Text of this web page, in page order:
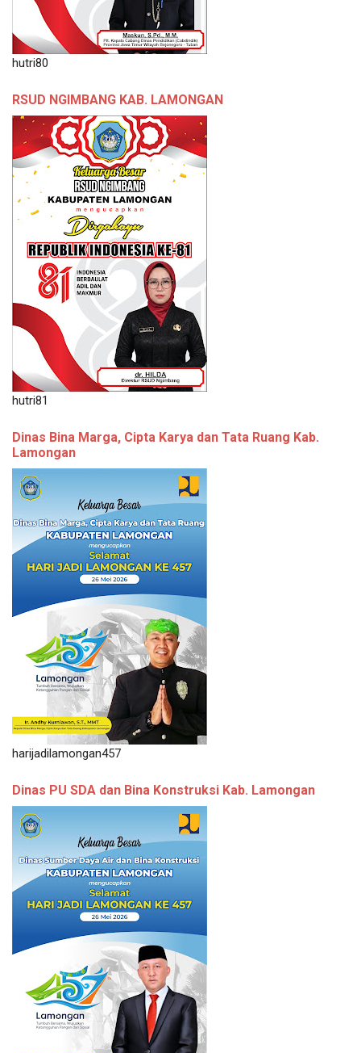
hutri80
RSUD NGIMBANG KAB. LAMONGAN
hutri81
Dinas Bina Marga, Cipta Karya dan Tata Ruang Kab.
Lamongan
harijadilamongan457
Dinas PU SDA dan Bina Konstruksi Kab. Lamongan